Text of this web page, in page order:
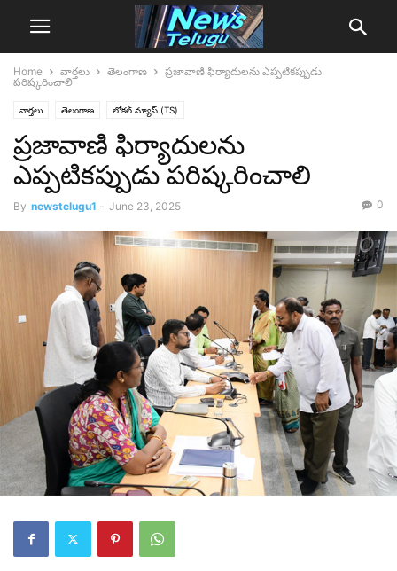
Home వార్తలు తెలంగాణ
ప్రజావాణి ఫిర్యాదులను ఎప్పటికప్పుడు
పరిష్కరించాలి
వార్తలు తెలంగాణ లోక‌ల్ న్యూస్‌ (TS)
ప్రజావాణి ఫిర్యాదులను
ఎప్పటికప్పుడు పరిష్కరించాలి
By newstelugu1 - June 23, 2025 0